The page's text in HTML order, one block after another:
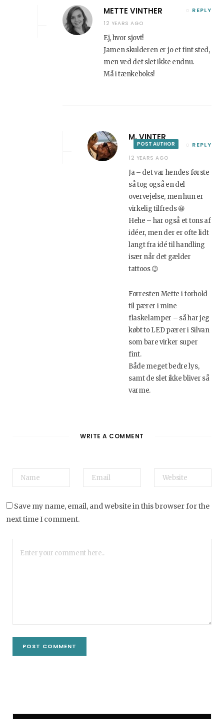
METTE VINTHER
12 YEARS AGO
REPLY
Ej, hvor sjovt!
Jamen skulderen er jo et fint sted,
men ved det slet ikke endnu.
Må i tænkeboks!
M. VINTER
POST AUTHOR
12 YEARS AGO
REPLY
Ja – det var hendes første
så tog også en del
overvejelse, men hun er
virkelig tilfreds 😀
Hehe – har også et tons af
idéer, men der er ofte lidt
langt fra idé til handling
især når det gælder
tattoos 😉
Forresten Mette i forhold
til pærer i mine
flaskelamper – så har jeg
købt to LED pærer i Silvan
som bare virker super
fint.
Både meget bedre lys,
samt de slet ikke bliver så
varme.
WRITE A COMMENT
Save my name, email, and website in this browser for the
next time I comment.